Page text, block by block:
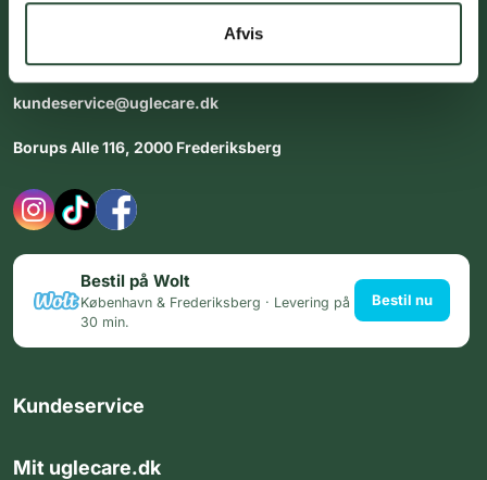
Afvis
Åbningstider i butikken:
kundeservice@uglecare.dk
Borups Alle 116, 2000 Frederiksberg
Bestil på Wolt
København & Frederiksberg · Levering på
30 min.
Bestil nu
Kundeservice
Mit uglecare.dk